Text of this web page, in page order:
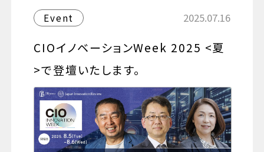
Event 2025.07.16
CIOイノベーションWeek 2025 <夏
>で登壇いたします。